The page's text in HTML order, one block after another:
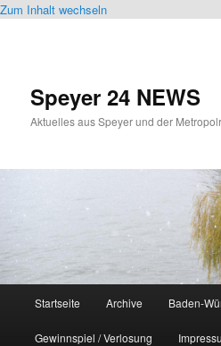
Zum Inhalt wechseln
Speyer 24 NEWS
Aktuelles aus Speyer und der
Startseite Archive Baden-
Gewinnspiel / Verlosung